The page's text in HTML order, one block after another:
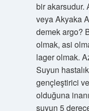
bir akarsudur.
veya Akyaka
demek argo?
olmak, asi
lager olmak.
Suyun
gençleştirici
olduğuna
suyun 5